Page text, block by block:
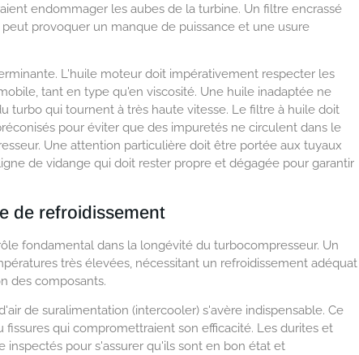
endommager les aubes de la turbine. Un filtre encrassé
provoquer un manque de puissance et une usure
L'huile moteur doit impérativement respecter les
tant en type qu'en viscosité. Une huile inadaptée ne
turbo qui tournent à très haute vitesse. Le filtre à huile doit
pour éviter que des impuretés ne circulent dans le
Une attention particulière doit être portée aux tuyaux
de vidange qui doit rester propre et dégagée pour garantir
de refroidissement
fondamental dans la longévité du turbocompresseur. Un
très élevées, nécessitant un refroidissement adéquat
des composants.
de suralimentation (intercooler) s'avère indispensable. Ce
qui compromettraient son efficacité. Les durites et
pour s'assurer qu'ils sont en bon état et